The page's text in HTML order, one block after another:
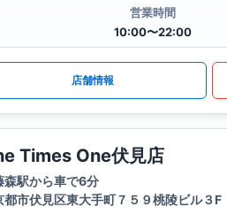
営業時間
10:00〜22:00
店舗情報
Times One伏見店
森駅から車で6分
都市伏見区東大手町７５９桃陵ビル３F